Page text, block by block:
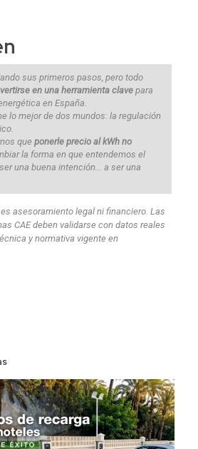
sus primeros pasos, pero todo
en una herramienta clavepara
en España.
lo mejor de dos mundos: la regulación
que ponerle precio al kWh no
la forma en que entendemos el
una buena intención… a ser una
asesoramiento legal ni financiero. Las
CAE deben validarse con datos reales
y normativa vigente en